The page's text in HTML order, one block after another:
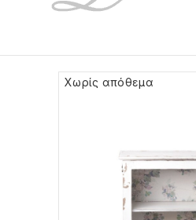
Χωρίς απόθεμα